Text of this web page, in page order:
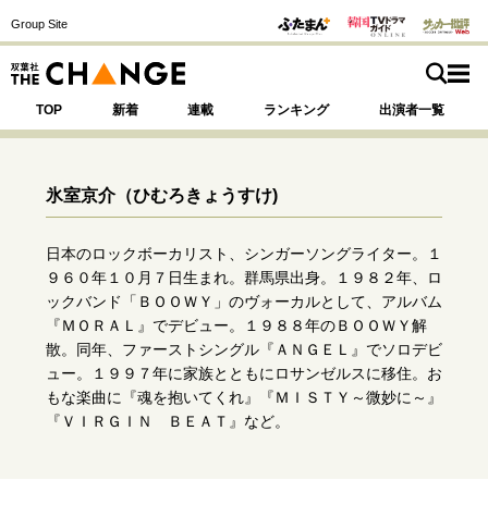
Group Site
TOP 新着 連載 ランキング 出演者一覧
SPECIAL 注目の記事テーマで探す
サイトの核・哲学
運命を変えた出会い 決断の裏側
挫折からの再起
未知への挑戦
プロフェッショナルの矜持
表現者の葛藤
人生が動いた日 10代の挫折と原点
氷室京介（ひむろきょうすけ)
日本のロックボーカリスト、シンガーソングライター。１
９６０年１０月７日生まれ。群馬県出身。１９８２年、ロ
ックバンド「ＢＯＯＷＹ」のヴォーカルとして、アルバム
『ＭＯＲＡＬ』でデビュー。１９８８年のＢＯＯＷＹ解
散。同年、ファーストシングル『ＡＮＧＥＬ』でソロデビ
ュー。１９９７年に家族とともにロサンゼルスに移住。お
もな楽曲に『魂を抱いてくれ』『ＭＩＳＴＹ～微妙に～』
『ＶＩＲＧＩＮ ＢＥＡＴ』など。